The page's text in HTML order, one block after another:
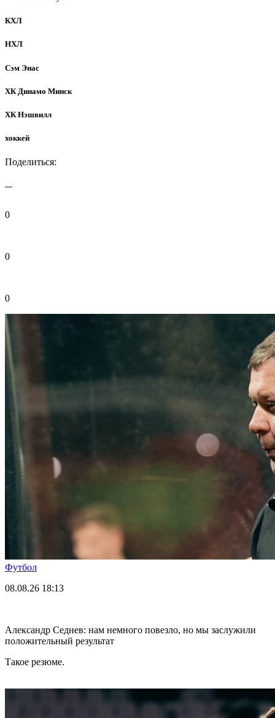
КХЛ
НХЛ
Сэм Энас
ХК Динамо Минск
ХК Нэшвилл
хоккей
Поделиться:
0
0
0
Футбол
08.08.26 18:13
Александр Седнев: нам немного повезло, но мы заслужили
положительный результат
Такое резюме.